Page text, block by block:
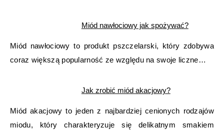
Miód nawłociowy jak spożywać?
Miód nawłociowy to produkt pszczelarski, który zdobywa
coraz większą popularność ze względu na swoje liczne…
Jak zrobić miód akacjowy?
Miód akacjowy to jeden z najbardziej cenionych rodzajów
miodu, który charakteryzuje się delikatnym smakiem